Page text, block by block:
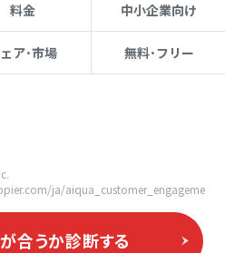
料金 中小企業向け
ア･市場 無料･フリー
ja/aiqua_customer_engageme
合うか診断する